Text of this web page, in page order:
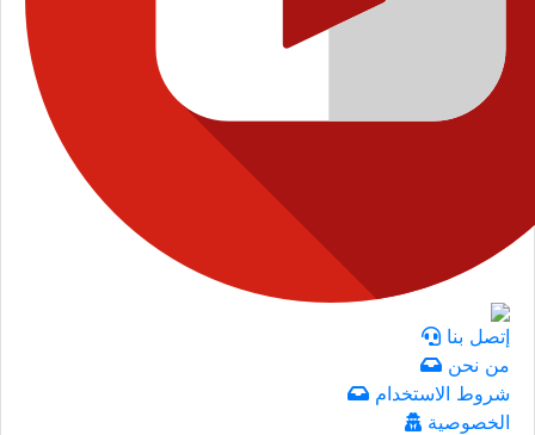
إتصل بنا
من نحن
شروط الاستخدام
الخصوصية